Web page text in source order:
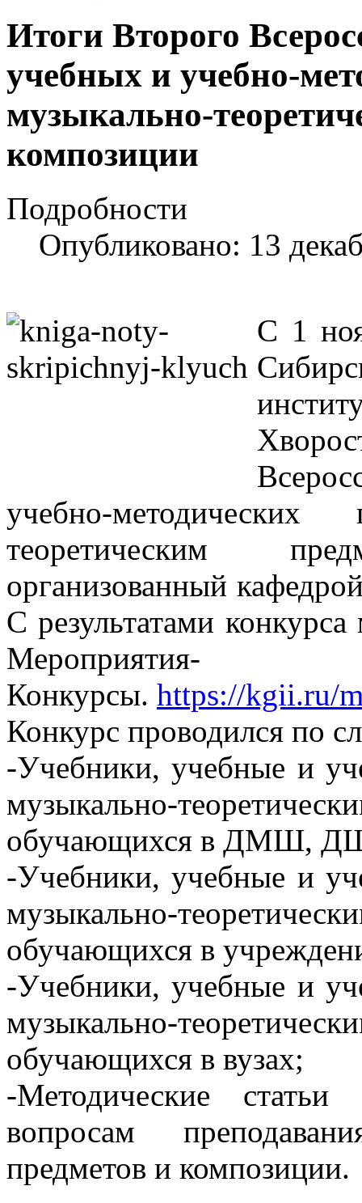
Итоги Второго
учебных и учебно-
музыкально-
композиции
Подробности
Опубликовано: 13
С 1
учебно-
теоретическим
организованный
С результатами
Мероприятия-
Конкурсы. https://kgii.ru/
Конкурс проводился по
-Учебники, учебные и
музыкально-
обучающихся в ДМШ,
-Учебники, учебные и
музыкально-
обучающихся в
-Учебники, учебные и
музыкально-
обучающихся в вузах;
-Методические
вопросам
предметов и композиции.